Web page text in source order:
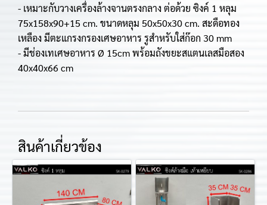
- เหมาะกับวางเครื่องล้างจานตรงกลาง ต่อด้วย ซิงค์ 1 หลุม
75x158x90+15 cm. ขนาดหลุม 50x50x30 cm. สะดือทอง
เหลือง มีตะแกรงกรองเศษอาหาร รูสำหรับใส่ก๊อก 30 mm
- มีช่องเทเศษอาหาร Ø 15cm พร้อมถังขยะสแตนเลสมือสอง
40x40x66 cm
สินค้าเกี่ยวข้อง